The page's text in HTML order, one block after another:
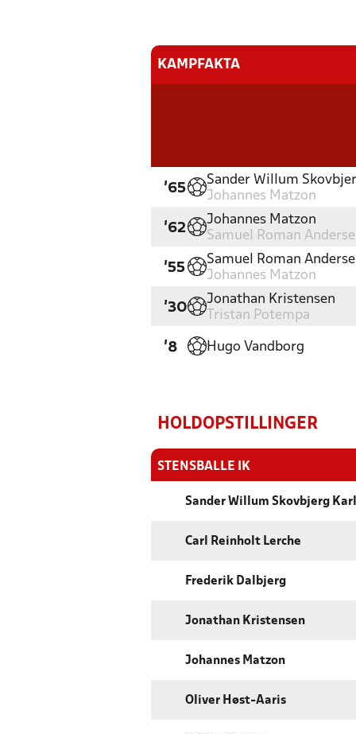
KAMPFAKTA
'65
Sander Willum
Johannes Matzon
'62
Johannes Matzon
Samuel Roman
'55
Samuel Roman
Johannes Matzon
'30
Jonathan Kristensen
Tristan Potempa
'8 Hugo Vandborg
HOLDOPSTILLINGER
STENSBALLE IK
Sander Willum Skovbjerg
Carl Reinholt Lerche
Frederik Dalbjerg
Jonathan Kristensen
Johannes Matzon
Oliver Høst-Aaris